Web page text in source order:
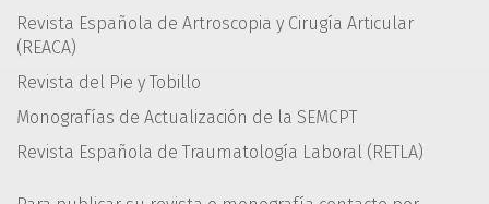
Revista Española de Artroscopia y Cirugía Articular
(REACA)
Revista del Pie y Tobillo
Monografías de Actualización de la SEMCPT
Revista Española de Traumatología Laboral (RETLA)